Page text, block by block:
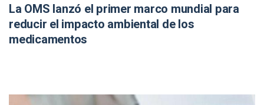
La OMS lanzó el primer marco mundial para
reducir el impacto ambiental de los
medicamentos